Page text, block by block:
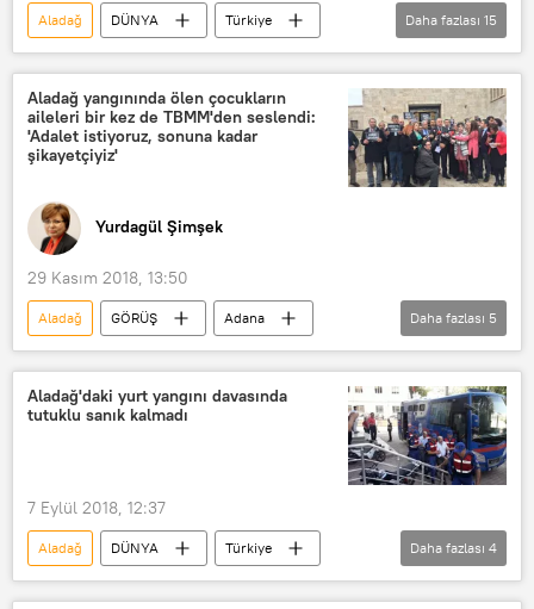
Aladağ DÜNYA
Türkiye
Haberler
TÜRKİYE
Adana
Yunus Demircioğlu
Mehmet Aktaş
Ayhan Barut
Müzeyyen Şevkin
Burhanetin Bulut
TEDAŞ
Sosyal Haklar Derneği
Süleymancılar Cemaati
Aladağ'da kız öğrenci yurdunda çıkan yangın
Daha fazlası 15
Aladağ yangınında ölen çocukların
aileleri bir kez de TBMM'den seslendi:
'Adalet istiyoruz, sonuna kadar
şikayetçiyiz'
Yurdagül Şimşek
29 Kasım 2018, 13:50
Aladağ GÖRÜŞ
Adana
Engin Özkoç
Melda Onur
CHP
Adalet Bakanlığı
Daha fazlası 5
Aladağ'daki yurt yangını davasında
tutuklu sanık kalmadı
7 Eylül 2018, 12:37
Aladağ DÜNYA
Türkiye
Haberler
Adana
Kozan
Daha fazlası 4